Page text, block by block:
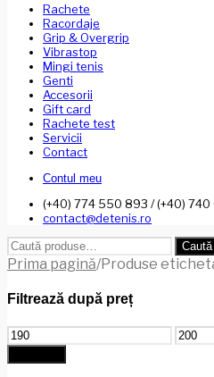
Rachete
Racordaje
Grip & Overgrip
Vibrastop
Mingi tenis
Genti
Accesorii
Gift card
Rachete test
Servicii
Contact
Contul meu
(+40) 774 550 893 / (+40) 740
contact@detenis.ro
Caută
după:
Caută
Prima pagină/Produse
Filtrează după preț
Preț
minim
Preț
maxim